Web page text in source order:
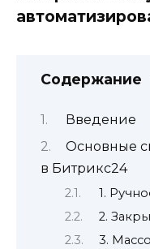
Содержание
Введение
Основные
в Битрикс24
1.
2.
3.